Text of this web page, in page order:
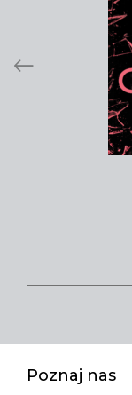
Poznaj nas